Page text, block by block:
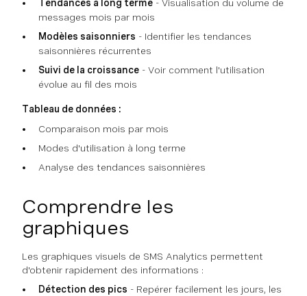
Tendances à long terme - Visualisation du volume de
messages mois par mois
Modèles saisonniers - Identifier les tendances
saisonnières récurrentes
Suivi de la croissance - Voir comment l'utilisation
évolue au fil des mois
Tableau de données :
Comparaison mois par mois
Modes d'utilisation à long terme
Analyse des tendances saisonnières
Comprendre les
graphiques
Les graphiques visuels de SMS Analytics permettent
d'obtenir rapidement des informations :
Détection des pics - Repérer facilement les jours, les